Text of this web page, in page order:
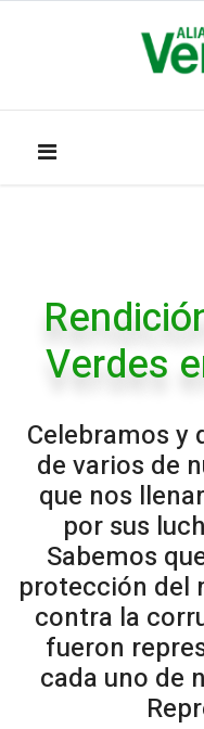
Verdes
Celebramos y
de varios de
que nos
por sus
Sabemos
protección del
contra la
fueron
cada uno de